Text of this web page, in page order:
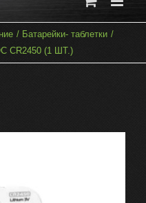
Батарейки- таблетки
(1 ШТ.)